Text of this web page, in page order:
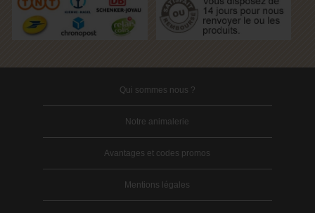
Qui sommes nous ?
Notre animalerie
Avantages et codes promos
Mentions légales